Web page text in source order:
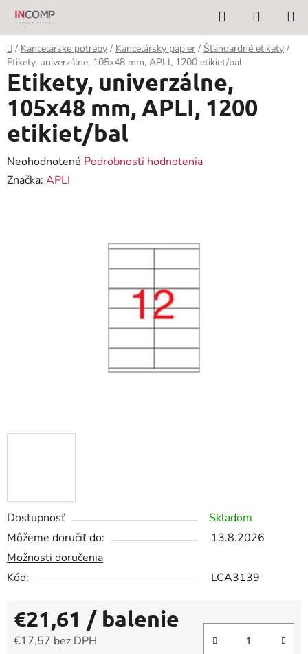
Prejsť
obsah
Hľadať
KOŠÍK
Domov
/ Kancelárske potreby / Kancelársky papier / Štandardné etikety /
Etikety, univerzálne, 105x48 mm, APLI, 1200 etikiet/bal
Dostupnosť
Skladom
Môžeme doručiť do:
13.8.2026
Možnosti doručenia
Kód:
LCA3139
€21,61 / balenie
€17,57 bez DPH
Etikety, univerzálne,
105x48 mm, APLI, 1200
etikiet/bal
Priemerné
hodnotenie
Neohodnotené Podrobnosti hodnotenia
Značka: APLI